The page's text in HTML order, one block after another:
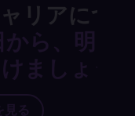
リアにつ
から、明日
ましょう
見る